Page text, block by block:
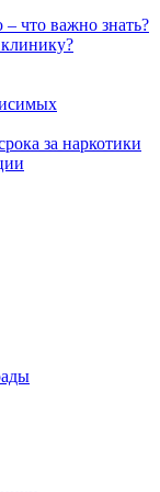
что важно знать?
за наркотики